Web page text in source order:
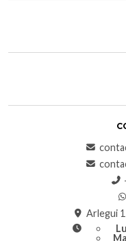
Arlegui